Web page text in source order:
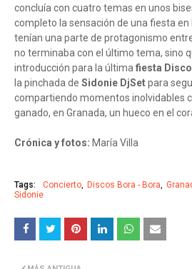
concluía con cuatro temas en unos
completo la sensación de una fiesta
tenían una parte de protagonismo
no terminaba con el último tema, sino
introducción para la últimafiesta
la pinchada de Sidonie DjSetpara
compartiendo momentos inolvidables
ganado, en Granada, un hueco en el
Crónica y fotos: María Villa
Tags: Concierto Discos Bora - Bora
Sidonie